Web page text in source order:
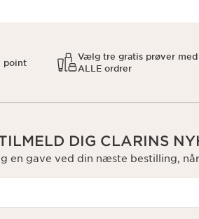
point
Vælg tre gratis prøver med
ALLE ordrer
DIG CLARINS
en gave ved din næste bestilling,